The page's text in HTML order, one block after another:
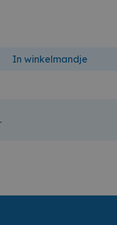
In winkelmandje